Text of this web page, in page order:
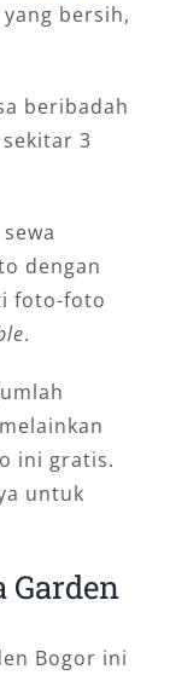
bersih,
beribadah
3
dengan
foto-foto
.
ini gratis.
untuk
Bogor ini